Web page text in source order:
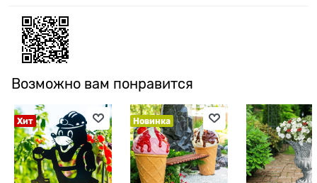
Возможно вам понравится
Хит Новинка